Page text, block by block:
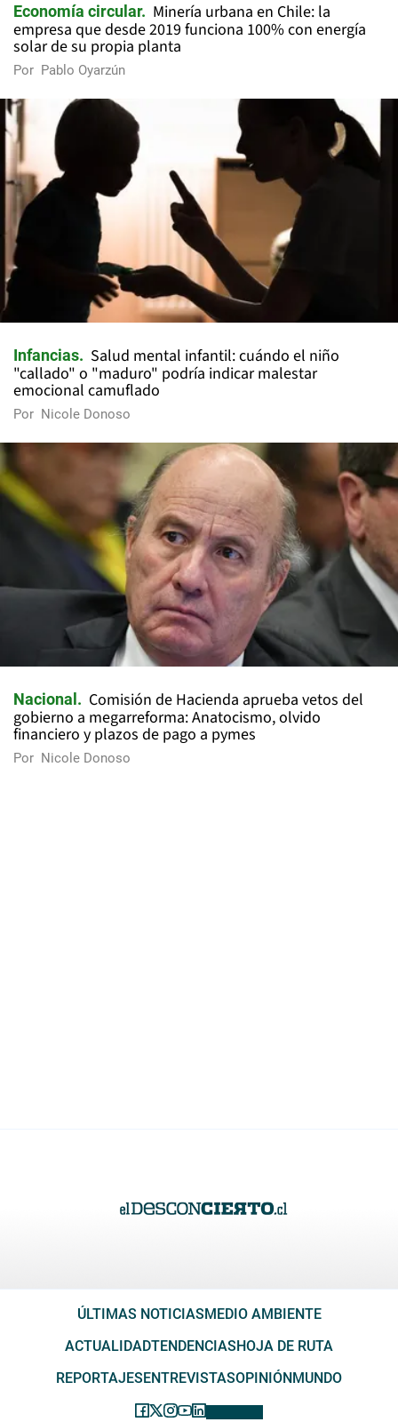
Economía circular
Minería urbana en Chile: la
empresa que desde 2019 funciona 100% con energía
solar de su propia planta
Por Pablo Oyarzún
Infancias
Salud mental infantil: cuándo el niño
"callado" o "maduro" podría indicar malestar
emocional camuflado
Por Nicole Donoso
Nacional
Comisión de Hacienda aprueba vetos del
gobierno a megarreforma: Anatocismo, olvido
financiero y plazos de pago a pymes
Por Nicole Donoso
ÚLTIMAS NOTICIAS MEDIO AMBIENTE
ACTUALIDADTENDENCIAS HOJA DE RUTA
REPORTAJES ENTREVISTASOPINIÓN MUNDO